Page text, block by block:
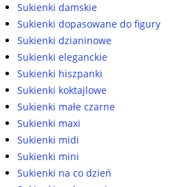
Sukienki damskie
Sukienki dopasowane do figury
Sukienki dzianinowe
Sukienki eleganckie
Sukienki hiszpanki
Sukienki koktajlowe
Sukienki małe czarne
Sukienki maxi
Sukienki midi
Sukienki mini
Sukienki na co dzień